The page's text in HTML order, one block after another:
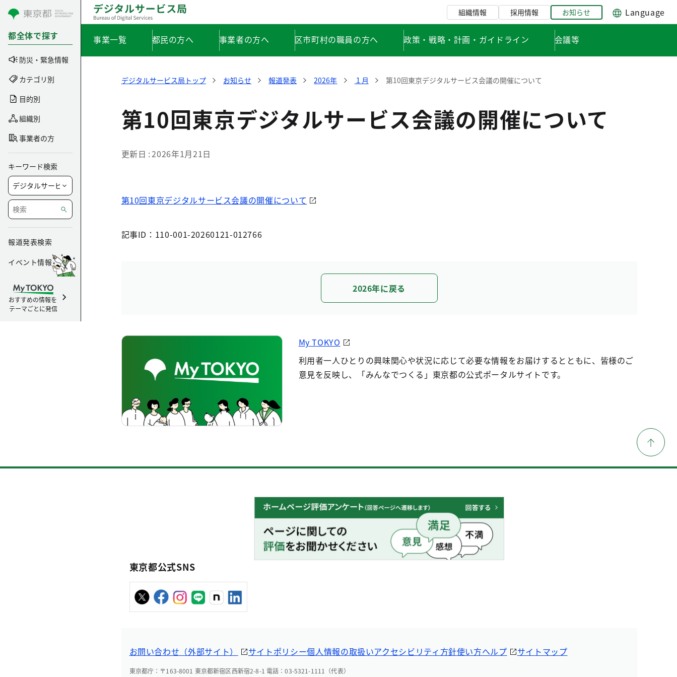
コンテンツにスキップ
都全体で探す
防災・緊急情報
カテゴリ別
目的別
組織別
事業者の方
キーワード検索
報道発表検索
イベント情報
おすすめの情報を
テーマごとに発信
組織情報 採用情報 お知らせ Language
事業一覧 都民の方へ 事業者の方へ 区市町村の職員の方へ 政策・戦略・計画・ガイドライン 会議等
デジタルサービス局トップ お知らせ 報道発表 2026年 １月 第10回東京デジタルサービス会議の開催について
第10回東京デジタルサービス会議の開催について
更新日 2026年1月21日
第10回東京デジタルサービス会議の開催について
記事ID：110-001-20260121-012766
2026年に戻る
My TOKYO
利用者一人ひとりの興味関心や状況に応じて必要な情報をお届けするとともに、皆様のご
意見を反映し、「みんなでつくる」東京都の公式ポータルサイトです。
東京都公式SNS
お問い合わせ（外部サイト） サイトポリシー個人情報の取扱いアクセシビリティ方針使い方ヘルプ サイトマップ
東京都庁：〒163-8001 東京都新宿区西新宿2-8-1 電話：03-5321-1111（代表）